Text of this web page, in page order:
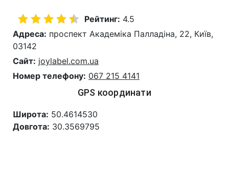
Рейтинг: 4.5
Адреса: проспект Академіка Палладіна, 22, Київ,
03142
Сайт: joylabel.com.ua
Номер телефону: 067 215 4141
GPS координати
Широта: 50.4614530
Довгота: 30.3569795